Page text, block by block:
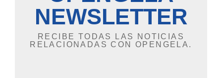
NEWSLETTER
RECIBE TODAS LAS NOTICIAS
RELACIONADAS CON OPENGELA.